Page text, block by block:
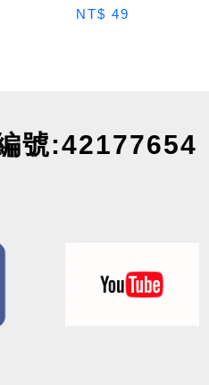
NT$ 49
號:42177654